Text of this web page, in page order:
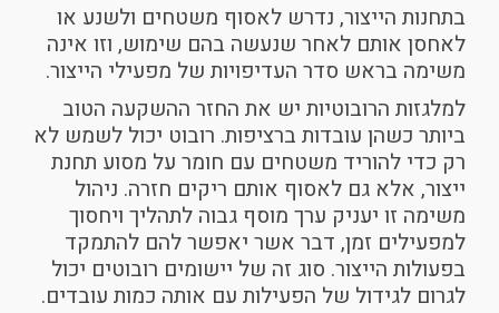
בתחנות הייצור, נדרש לאסוף משטחים ולשנע או
לאחסן אותם לאחר שנעשה בהם שימוש, וזו אינה
משימה בראש סדר העדיפויות של מפעילי הייצור.
למלגזות הרובוטיות יש את החזר ההשקעה הטוב
ביותר כשהן עובדות ברציפות. רובוט יכול לשמש לא
רק כדי להוריד משטחים עם חומר על מסוע תחנת
ייצור, אלא גם לאסוף אותם ריקים חזרה. ניהול
משימה זו יעניק ערך מוסף גבוה לתהליך ויחסוך
למפעילים זמן, דבר אשר יאפשר להם להתמקד
בפעולות הייצור. סוג זה של יישומים רובוטים יכול
לגרום לגידול של הפעילות עם אותה כמות עובדים.